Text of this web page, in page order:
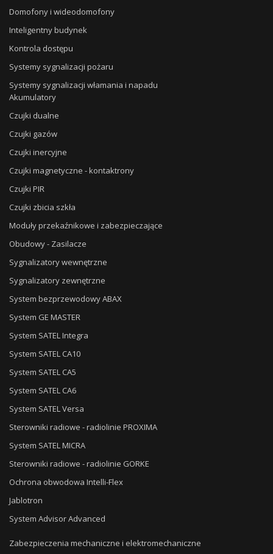
Domofony i wideodomofony
Inteligentny budynek
Kontrola dostępu
Systemy sygnalizacji pożaru
Systemy sygnalizacji włamania i napadu
Akumulatory
Czujki dualne
Czujki gazów
Czujki inercyjne
Czujki magnetyczne - kontaktrony
Czujki PIR
Czujki zbicia szkła
Moduły przekaźnikowe i zabezpieczające
Obudowy - Zasilacze
Sygnalizatory wewnętrzne
Sygnalizatory zewnętrzne
System bezprzewodowy ABAX
System GE MASTER
System SATEL Integra
System SATEL CA10
System SATEL CA5
System SATEL CA6
System SATEL Versa
Sterowniki radiowe - radiolinie PROXIMA
System SATEL MICRA
Sterowniki radiowe - radiolinie GORKE
Ochrona obwodowa Intelli-Flex
Jablotron
System Advisor Advanced
Zabezpieczenia mechaniczne i elektromechaniczne